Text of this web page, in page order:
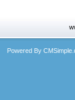
Powered By